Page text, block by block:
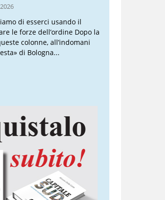
di esserci usando il
le forze dell’ordine Dopo la
colonne, all’indomani
di Bologna...